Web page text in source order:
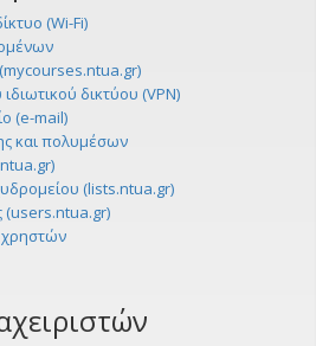
(Wi-Fi)
δικτύου (VPN)
(e-mail)
και πολυμέσων
(lists.ntua.gr)
(users.ntua.gr)
χρηστών